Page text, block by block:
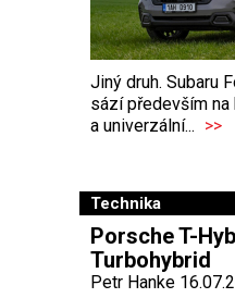
Jiný druh. Subaru
sází především
a univerzální... >>
Technika
Porsche T-
Turbohybrid
Petr Hanke